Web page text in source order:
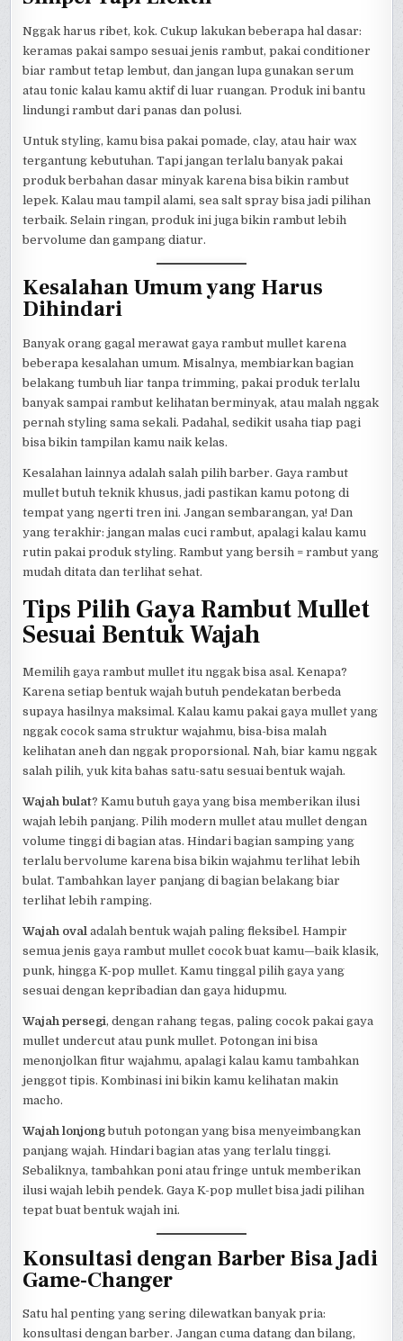
Nggak harus ribet, kok. Cukup lakukan beberapa hal dasar:
keramas pakai sampo sesuai jenis rambut, pakai conditioner
biar rambut tetap lembut, dan jangan lupa gunakan serum
atau tonic kalau kamu aktif di luar ruangan. Produk ini bantu
lindungi rambut dari panas dan polusi.
Untuk styling, kamu bisa pakai pomade, clay, atau hair wax
tergantung kebutuhan. Tapi jangan terlalu banyak pakai
produk berbahan dasar minyak karena bisa bikin rambut
lepek. Kalau mau tampil alami, sea salt spray bisa jadi pilihan
terbaik. Selain ringan, produk ini juga bikin rambut lebih
bervolume dan gampang diatur.
Kesalahan Umum yang Harus
Dihindari
Banyak orang gagal merawat gaya rambut mullet karena
beberapa kesalahan umum. Misalnya, membiarkan bagian
belakang tumbuh liar tanpa trimming, pakai produk terlalu
banyak sampai rambut kelihatan berminyak, atau malah nggak
pernah styling sama sekali. Padahal, sedikit usaha tiap pagi
bisa bikin tampilan kamu naik kelas.
Kesalahan lainnya adalah salah pilih barber. Gaya rambut
mullet butuh teknik khusus, jadi pastikan kamu potong di
tempat yang ngerti tren ini. Jangan sembarangan, ya! Dan
yang terakhir: jangan malas cuci rambut, apalagi kalau kamu
rutin pakai produk styling. Rambut yang bersih = rambut yang
mudah ditata dan terlihat sehat.
Tips Pilih Gaya Rambut Mullet
Sesuai Bentuk Wajah
Memilih gaya rambut mullet itu nggak bisa asal. Kenapa?
Karena setiap bentuk wajah butuh pendekatan berbeda
supaya hasilnya maksimal. Kalau kamu pakai gaya mullet yang
nggak cocok sama struktur wajahmu, bisa-bisa malah
kelihatan aneh dan nggak proporsional. Nah, biar kamu nggak
salah pilih, yuk kita bahas satu-satu sesuai bentuk wajah.
Wajah bulat? Kamu butuh gaya yang bisa memberikan ilusi
wajah lebih panjang. Pilih modern mullet atau mullet dengan
volume tinggi di bagian atas. Hindari bagian samping yang
terlalu bervolume karena bisa bikin wajahmu terlihat lebih
bulat. Tambahkan layer panjang di bagian belakang biar
terlihat lebih ramping.
Wajah oval adalah bentuk wajah paling fleksibel. Hampir
semua jenis gaya rambut mullet cocok buat kamu—baik klasik,
punk, hingga K-pop mullet. Kamu tinggal pilih gaya yang
sesuai dengan kepribadian dan gaya hidupmu.
Wajah persegi, dengan rahang tegas, paling cocok pakai gaya
mullet undercut atau punk mullet. Potongan ini bisa
menonjolkan fitur wajahmu, apalagi kalau kamu tambahkan
jenggot tipis. Kombinasi ini bikin kamu kelihatan makin
macho.
Wajah lonjongbutuh potongan yang bisa menyeimbangkan
panjang wajah. Hindari bagian atas yang terlalu tinggi.
Sebaliknya, tambahkan poni atau fringe untuk memberikan
ilusi wajah lebih pendek. Gaya K-pop mullet bisa jadi pilihan
tepat buat bentuk wajah ini.
Konsultasi dengan Barber Bisa Jadi
Game-Changer
Satu hal penting yang sering dilewatkan banyak pria:
konsultasi dengan barber. Jangan cuma datang dan bilang,